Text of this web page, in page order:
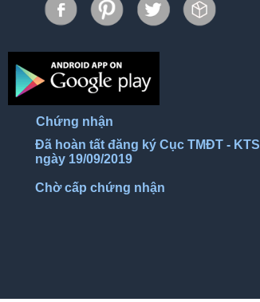
Chứng nhận
Đã hoàn tất đăng ký Cục TMĐT - KTS
ngày 19/09/2019
Chờ cấp chứng nhận